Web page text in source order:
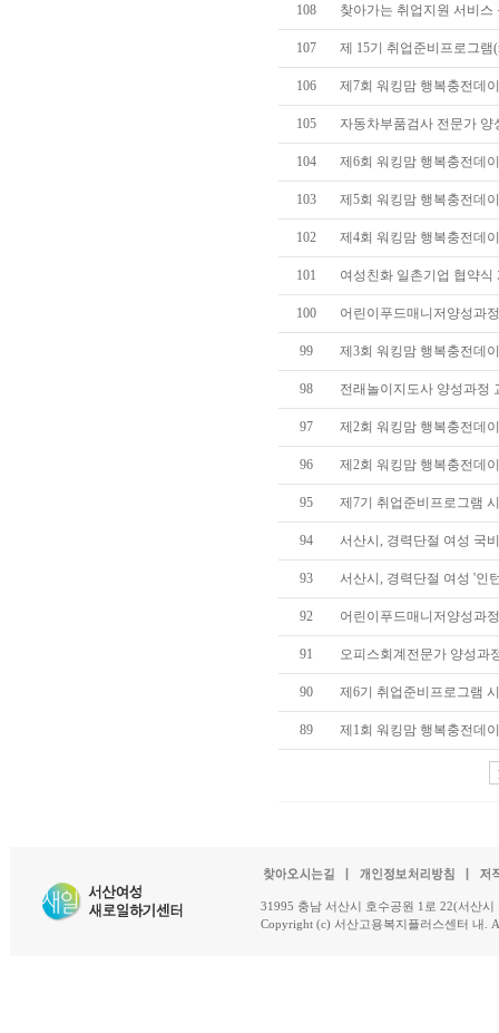
108 찾아가는 취업지원 서비스
107 제 15기 취업준비프로그램
106 제7회 워킹맘 행복충전데
105 자동차부품검사 전문가 양
104 제6회 워킹맘 행복충전데
103 제5회 워킹맘 행복충전데
102 제4회 워킹맘 행복충전데
101 여성친화 일촌기업 협약식
100 어린이푸드매니저양성과
99 제3회 워킹맘 행복충전데
98 전래놀이지도사 양성과정
97 제2회 워킹맘 행복충전데
96 제2회 워킹맘 행복충전데
95 제7기 취업준비프로그램
94 서산시, 경력단절 여성 국
93 서산시, 경력단절 여성 '인
92 어린이푸드매니저양성과
91 오피스회계전문가 양성과
90 제6기 취업준비프로그램
89 제1회 워킹맘 행복충전데
31995 충남 서산시 호수공원 1로 22(서산
Copyright (c) 서산고용복지플러스센터 내.